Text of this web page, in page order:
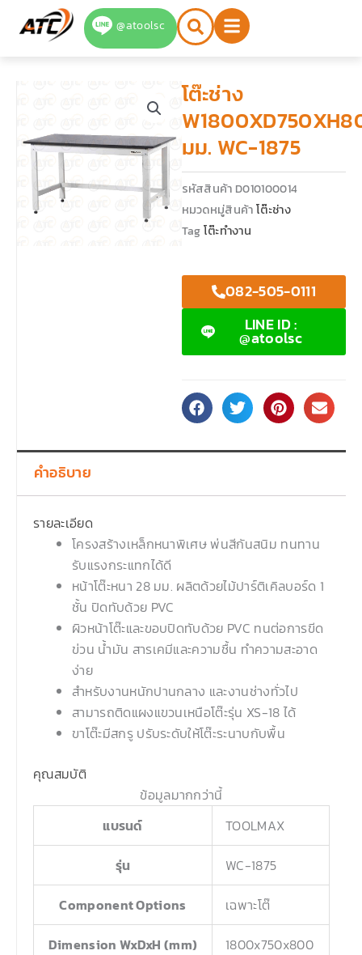
@atoolsc
โต๊ะช่าง
มม. WC-1875
รหัสสินค้า D010100014
หมวดหมู่สินค้าโต๊ะช่าง
Tagโต๊ะทำงาน
082-505-0111
LINE ID :
@atoolsc
คำอธิบาย
รายละเอียด
โครงสร้างเหล็กหนาพิเศษ พ่นสีกันสนิม ทนทาน
รับแรงกระแทกได้ดี
หน้าโต๊ะหนา 28 มม. ผลิตด้วยไม้ปาร์ติเคิลบอร์ด 1
ชั้น ปิดทับด้วย PVC
ผิวหน้าโต๊ะและขอบปิดทับด้วย PVC ทนต่อการขีด
ข่วน น้ำมัน สารเคมีและความชื้น ทำความสะอาด
ง่าย
สำหรับงานหนักปานกลาง และงานช่างทั่วไป
สามารถติดแผงแขวนเหนือโต๊ะรุ่น XS-18 ได้
ขาโต๊ะมีสกรู ปรับระดับให้โต๊ะระนาบกับพื้น
คุณสมบัติ
ข้อมูลมากกว่านี้
แบรนด์
TOOLMAX
รุ่น WC-1875
Component Options เฉพาะโต๊
Dimension WxDxH (mm) 1800x750x800